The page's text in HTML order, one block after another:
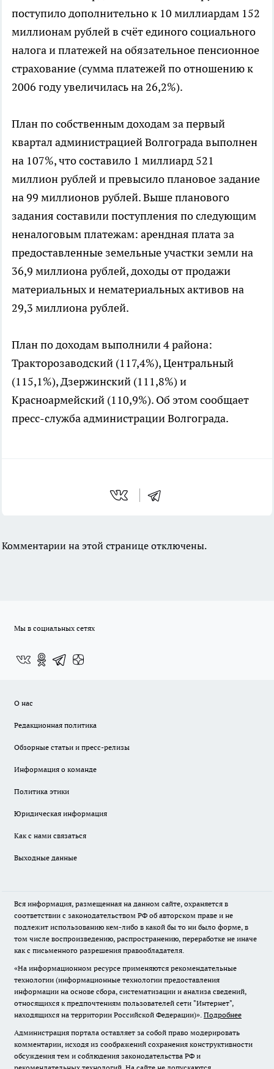
поступило дополнительно к 10 миллиардам 152
миллионам рублей в счёт единого социального
налога и платежей на обязательное пенсионное
страхование (сумма платежей по отношению к
2006 году увеличилась на 26,2%).
План по собственным доходам за первый
квартал администрацией Волгограда выполнен
на 107%, что составило 1 миллиард 521
миллион рублей и превысило плановое задание
на 99 миллионов рублей. Выше планового
задания составили поступления по следующим
неналоговым платежам: арендная плата за
предоставленные земельные участки земли на
36,9 миллиона рублей, доходы от продажи
материальных и нематериальных активов на
29,3 миллиона рублей.
План по доходам выполнили 4 района:
Тракторозаводский (117,4%), Центральный
(115,1%), Дзержинский (111,8%) и
Красноармейский (110,9%). Об этом сообщает
пресс-служба администрации Волгограда.
Комментарии на этой странице отключены.
Мы в социальных сетях
О нас
Редакционная политика
Обзорные статьи и пресс-релизы
Информация о команде
Политика этики
Юридическая информация
Как с нами связаться
Выходные данные
Вся информация, размещенная на данном сайте, охраняется в
соответствии с законодательством РФ об авторском праве и не
подлежит использованию кем-либо в какой бы то ни было форме, в
том числе воспроизведению, распространению, переработке не иначе
как с письменного разрешения правообладателя.
«На информационном ресурсе применяются рекомендательные
технологии (информационные технологии предоставления
информации на основе сбора, систематизации и анализа сведений,
относящихся к предпочтениям пользователей сети "Интернет",
находящихся на территории Российской Федерации)». Подробнее
Администрация портала оставляет за собой право модерировать
комментарии, исходя из соображений сохранения конструктивности
обсуждения тем и соблюдения законодательства РФ и